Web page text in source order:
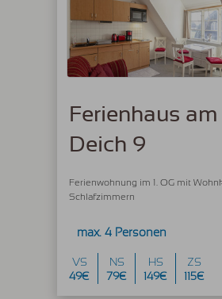
Ferienhaus am
Deich 9
Ferienwohnung im 1. OG mit
Schlafzimmern
max. 4 Personen
VS
49€
NS
79€
HS
149€
ZS
115€